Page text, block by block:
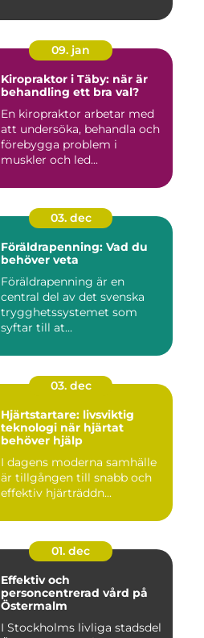
09. jan
Kiropraktor i Täby: när är
behandling ett bra val?
En kiropraktor arbetar med
att undersöka, behandla och
förebygga problem i
muskler och led...
03. dec
Föräldrapenning: Vad du
behöver veta
Föräldrapenning är en
central del av det svenska
trygghetssystemet som
syftar till at...
03. dec
Hjärtstartare: livsviktig
teknologi när hjärtat
behöver hjälp
I dagens moderna samhälle
är tillgången till snabb och
effektiv hjärträddn...
01. dec
Effektiv och
personcentrerad vård på
Östermalm
I Stockholms livliga stadsdel